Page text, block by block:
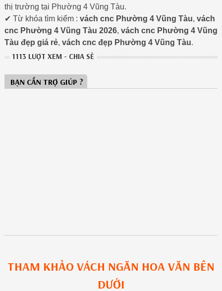
thị trường tại Phường 4 Vũng Tàu.
✔ Từ khóa tìm kiếm : vách cnc Phường 4 Vũng Tàu, vách
cnc Phường 4 Vũng Tàu 2026, vách cnc Phường 4 Vũng
Tàu đẹp giá rẻ, vách cnc đẹp Phường 4 Vũng Tàu.
1113 LƯỢT XEM - CHIA SẺ
BẠN CẦN TRỢ GIÚP ?
THAM KHẢO VÁCH NGĂN HOA VĂN BÊN
DƯỚI